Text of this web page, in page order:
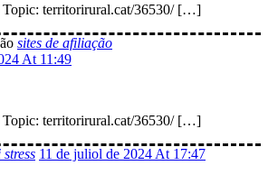
territorirural.cat/36530/ […]
sites de afiliação
At 11:49
territorirural.cat/36530/ […]
11 de juliol de 2024 At 17:47